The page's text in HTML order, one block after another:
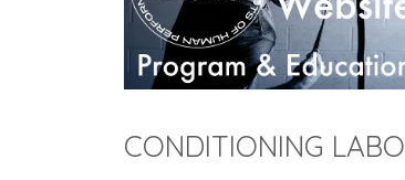
CONDITIONING LABO